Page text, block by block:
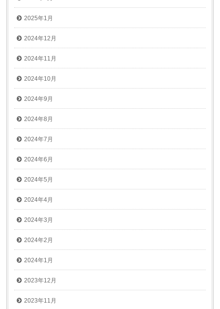
2025年1月
2024年12月
2024年11月
2024年10月
2024年9月
2024年8月
2024年7月
2024年6月
2024年5月
2024年4月
2024年3月
2024年2月
2024年1月
2023年12月
2023年11月